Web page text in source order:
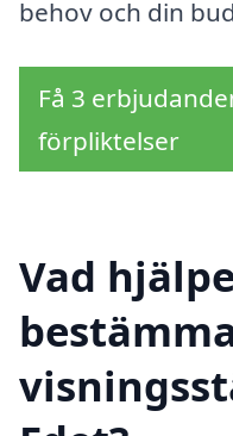
behov och din
Få 3
förpliktelser
Vad